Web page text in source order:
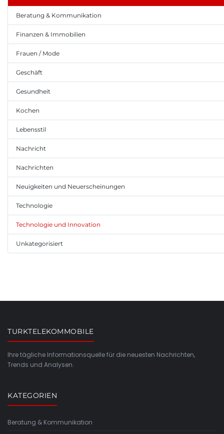
Beratung & Kommunikation
Finanzen & Immobilien
Frauen / Mode
Geschäft
Gesundheit
Kochen
Lebensstil
Nachricht
Nachrichten
Neuigkeiten und Neuerscheinungen
Technologie
Technologie und Innovation
Unkategorisiert
TURKTELEKOMMOBILE
Ihre tägliche Informationsquelle für die neuesten Nachrichten,
Trends und Analysen.
KATEGORIEN
Beratung & Kommunikation